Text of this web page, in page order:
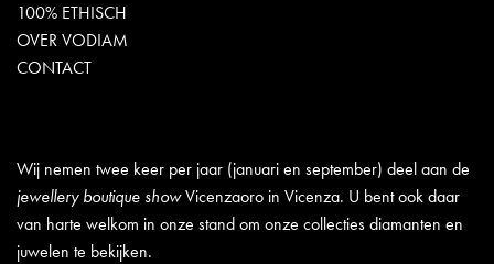
100% ETHISCH
OVER VODIAM
CONTACT
Wij nemen twee keer per jaar (januari en september) deel aan de
jewellery boutique showVicenzaoro in Vicenza. U bent ook daar
van harte welkom in onze stand om onze collecties diamanten en
juwelen te bekijken.